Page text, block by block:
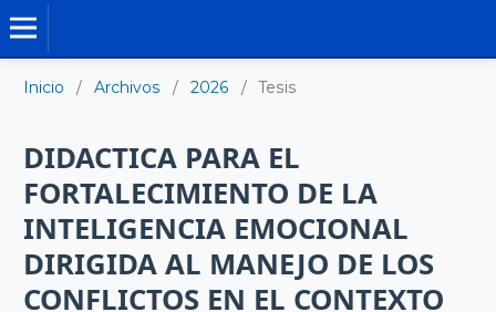
Inicio / Archivos / 2026 / Tesis
DIDACTICA PARA EL
FORTALECIMIENTO DE LA
INTELIGENCIA EMOCIONAL
DIRIGIDA AL MANEJO DE LOS
CONFLICTOS EN EL CONTEXTO